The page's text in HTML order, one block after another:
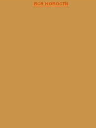
все новости